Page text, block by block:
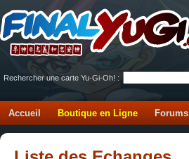
Rechercher une carte Yu-Gi-Oh! :
Accueil Boutique en Ligne Forums